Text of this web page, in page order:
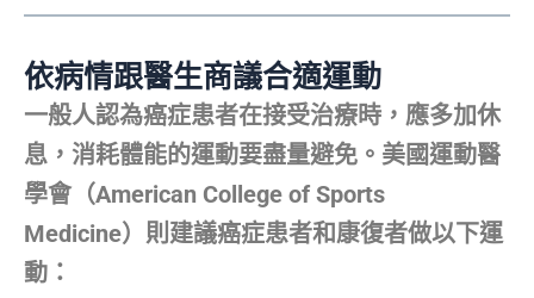
依病情跟醫生商議合適運動
一般人認為癌症患者在接受治療時，應多加休
息，消耗體能的運動要盡量避免。美國運動醫
學會（American College of Sports
Medicine）則建議癌症患者和康復者做以下運
動：